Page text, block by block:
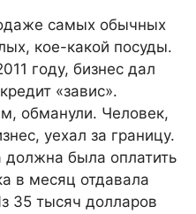
самых обычных
кое-какой посуды.
году, бизнес дал
«завис».
обманули. Человек,
уехал за границу.
должна была оплатить
в месяц отдавала
35 тысяч долларов